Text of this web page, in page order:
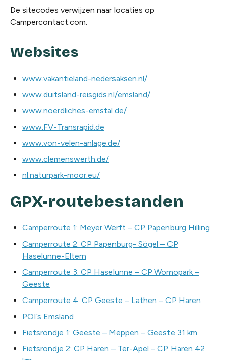
De sitecodes verwijzen naar locaties op
Campercontact.com.
Websites
www.vakantieland-nedersaksen.nl/
www.duitsland-reisgids.nl/emsland/
www.noerdliches-emstal.de/
www.FV-Transrapid.de
www.von-velen-anlage.de/
www.clemenswerth.de/
nl.naturpark-moor.eu/
GPX-routebestanden
Camperroute 1: Meyer Werft – CP Papenburg Hilling
Camperroute 2: CP Papenburg- Sögel – CP
Haselunne-Eltern
Camperroute 3: CP Haselunne – CP Womopark –
Geeste
Camperroute 4: CP Geeste – Lathen – CP Haren
POI’s Emsland
Fietsrondje 1: Geeste – Meppen – Geeste 31 km
Fietsrondje 2: CP Haren – Ter-Apel – CP Haren 42